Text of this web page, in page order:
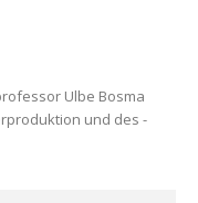
Ulbe Bosma
und des -